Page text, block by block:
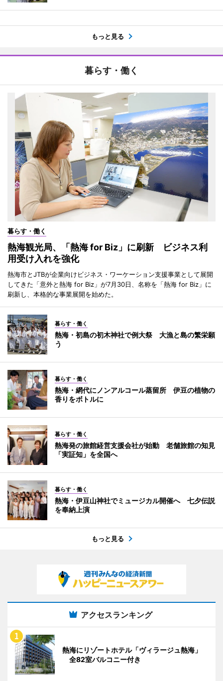
もっと見る
暮らす・働く
暮らす・働く
熱海観光局、「熱海 for Biz」に刷新 ビジネス利
用受け入れを強化
熱海市とJTBが企業向けビジネス・ワーケーション支援事業として展開
してきた「意外と熱海 for Biz」が7月30日、名称を「熱海 for Biz」に
刷新し、本格的な事業展開を始めた。
暮らす・働く
熱海・初島の初木神社で例大祭 大漁と島の繁栄願
う
暮らす・働く
熱海・網代にノンアルコール蒸留所 伊豆の植物の
香りをボトルに
暮らす・働く
熱海発の旅館経営支援会社が始動 老舗旅館の知見
「実証知」を全国へ
暮らす・働く
熱海・伊豆山神社でミュージカル開催へ 七夕伝説
を奉納上演
もっと見る
アクセスランキング
熱海にリゾートホテル「ヴィラージュ熱海」
全82室バルコニー付き